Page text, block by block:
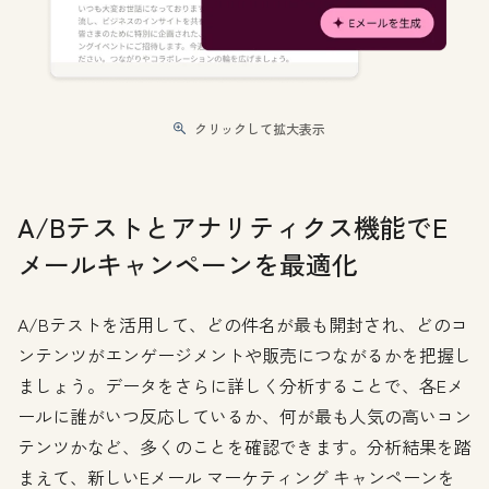
クリックして拡大表示
A/Bテストとアナリティクス機能でE
メールキャンペーンを最適化
A/Bテストを活用して、どの件名が最も開封され、どのコ
ンテンツがエンゲージメントや販売につながるかを把握し
ましょう。データをさらに詳しく分析することで、各Eメ
ールに誰がいつ反応しているか、何が最も人気の高いコン
テンツかなど、多くのことを確認できます。分析結果を踏
まえて、新しいEメール マーケティング キャンペーンを